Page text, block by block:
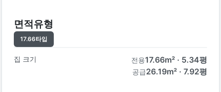
면적유형
17.66타입
집 크기 전용17.66m² · 5.34평
공급26.19m² · 7.92평